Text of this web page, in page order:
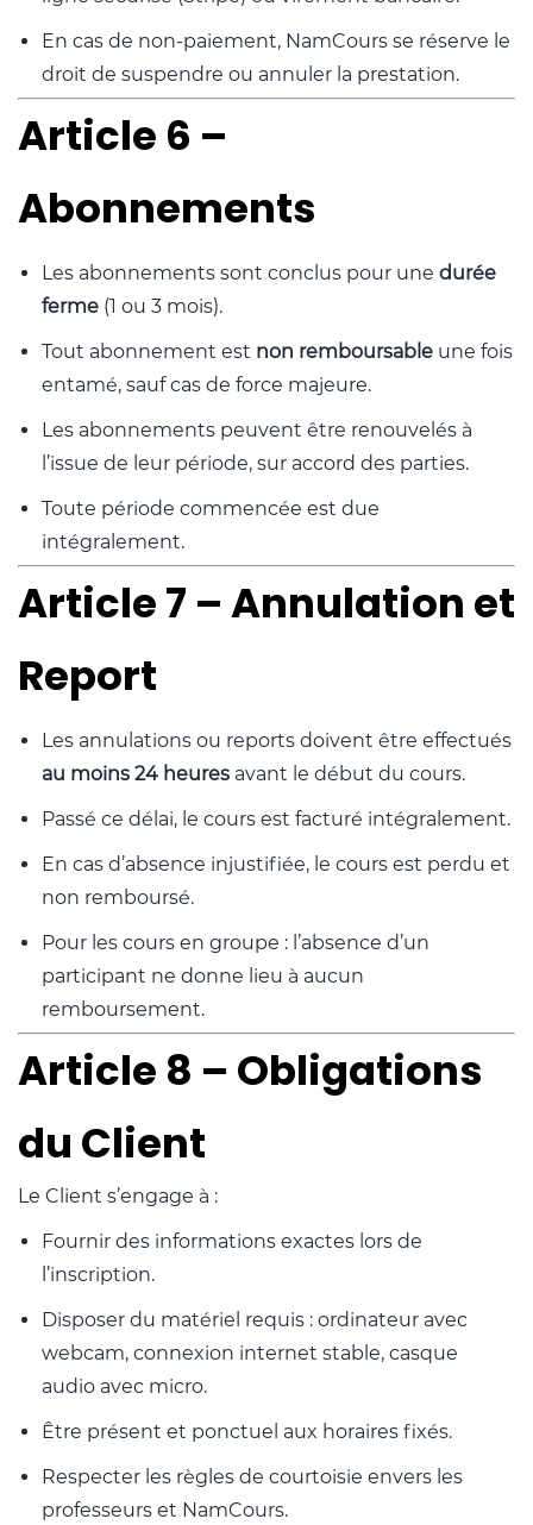
En cas de non-paiement, NamCours se réserve le
droit de suspendre ou annuler la prestation.
Article 6 –
Abonnements
Les abonnements sont conclus pour une durée
ferme (1 ou 3 mois).
Tout abonnement est non remboursable une fois
entamé, sauf cas de force majeure.
Les abonnements peuvent être renouvelés à
l’issue de leur période, sur accord des parties.
Toute période commencée est due
intégralement.
Article 7 – Annulation et
Report
Les annulations ou reports doivent être effectués
au moins 24 heures avant le début du cours.
Passé ce délai, le cours est facturé intégralement.
En cas d’absence injustifiée, le cours est perdu et
non remboursé.
Pour les cours en groupe : l’absence d’un
participant ne donne lieu à aucun
remboursement.
Article 8 – Obligations
du Client
Le Client s’engage à :
Fournir des informations exactes lors de
l’inscription.
Disposer du matériel requis : ordinateur avec
webcam, connexion internet stable, casque
audio avec micro.
Être présent et ponctuel aux horaires fixés.
Respecter les règles de courtoisie envers les
professeurs et NamCours.